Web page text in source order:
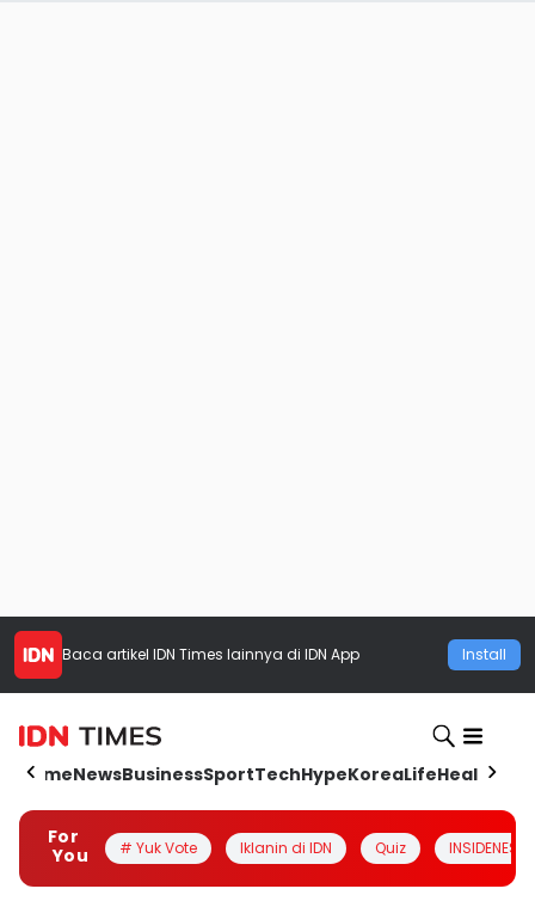
Baca artikel IDN Times lainnya di IDN App Install
HomeNewsBusinessSportTechHypeKoreaLifeHealth
For
You
# Yuk Vote Iklanin di IDN Quiz INSIDENESIA